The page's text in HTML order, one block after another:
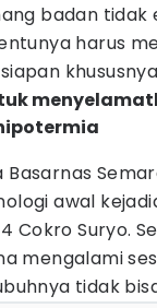
badan tidak
harus
Basarnas
awal
Cokro Suryo.
mengalami
tidak